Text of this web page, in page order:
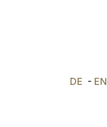
DE - EN